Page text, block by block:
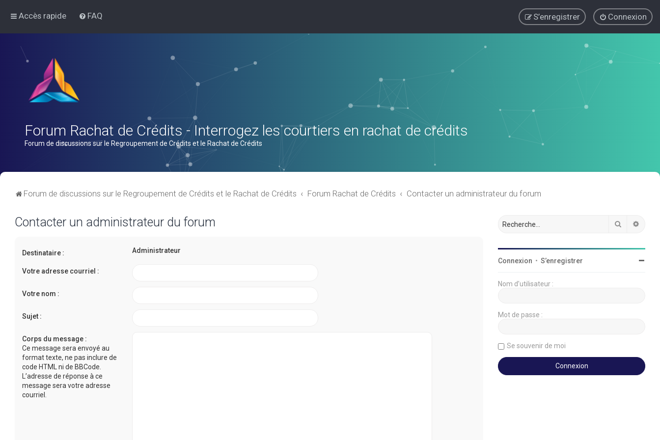
Accès rapide FAQ Connexion
S’enregistrer
Forum Rachat de Crédits - Interrogez les courtiers en rachat de crédits
Forum de discussions sur le Regroupement de Crédits et le Rachat de Crédits
Forum de discussions sur le Regroupement de Crédits et le Rachat de Crédits Forum Rachat de Crédits Contacter un administrateur du forum
Contacter un administrateur du forum
Destinataire : Administrateur
Votre adresse courriel :
Votre nom :
Sujet :
Corps du message :
Ce message sera envoyé au
format texte, ne pas inclure de
code HTML ni de BBCode.
L’adresse de réponse à ce
message sera votre adresse
courriel.
Rechercher
Connexion • S’enregistrer
Nom d’utilisateur :
Mot de passe :
Se souvenir de moi